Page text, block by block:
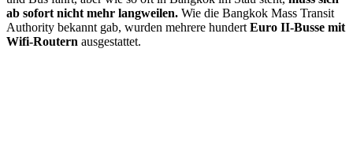
ab sofort nicht mehr langweilen. Wie die Bangkok Mass Transit
Authority bekannt gab, wurden mehrere hundert Euro II-Busse mit
Wifi-Routern ausgestattet.